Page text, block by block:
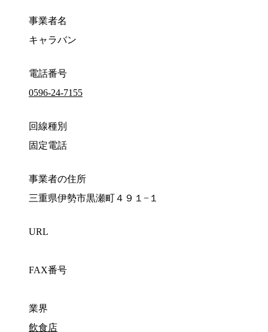
事業者名
キャラバン
電話番号
0596-24-7155
回線種別
固定電話
事業者の住所
三重県伊勢市黒瀬町４９１−１
URL
FAX番号
業界
飲食店